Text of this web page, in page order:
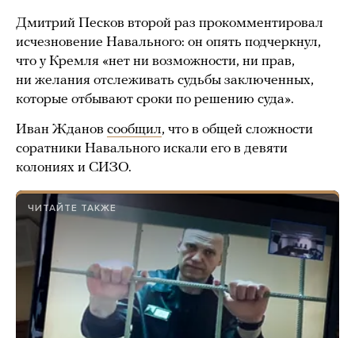
Дмитрий Песков второй раз прокомментировал
исчезновение Навального: он опять подчеркнул,
что у Кремля «нет ни возможности, ни прав,
ни желания отслеживать судьбы заключенных,
которые отбывают сроки по решению суда».
Иван Жданов сообщил, что в общей сложности
соратники Навального искали его в девяти
колониях и СИЗО.
ЧИТАЙТЕ ТАКЖЕ